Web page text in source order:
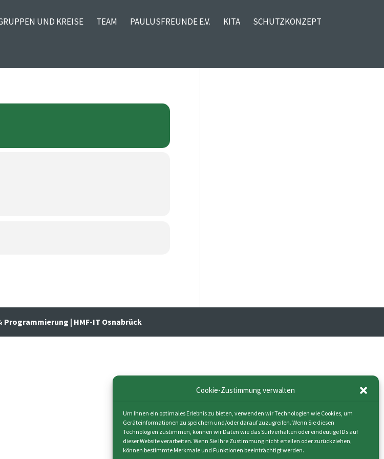
Cookie-Zustimmung verwalten
Um Ihnen ein optimales Erlebnis zu bieten, verwenden wir Technologien wie Cookies, um
Geräteinformationen zu speichern und/oder darauf zuzugreifen. Wenn Sie diesen
Technologien zustimmen, können wir Daten wie das Surfverhalten oder eindeutige IDs auf
dieser Website verarbeiten. Wenn Sie Ihre Zustimmung nicht erteilen oder zurückziehen,
können bestimmte Merkmale und Funktionen beeinträchtigt werden.
UND KREISE TEAM PAULUSFREUNDE E.V. KITA SCHUTZKONZEPT
Programmierung | HMF-IT Osnabrück